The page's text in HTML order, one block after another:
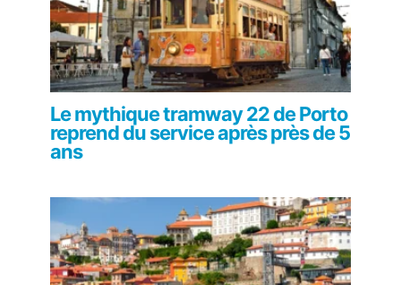
Le mythique tramway 22 de Porto
reprend du service après près de 5
ans